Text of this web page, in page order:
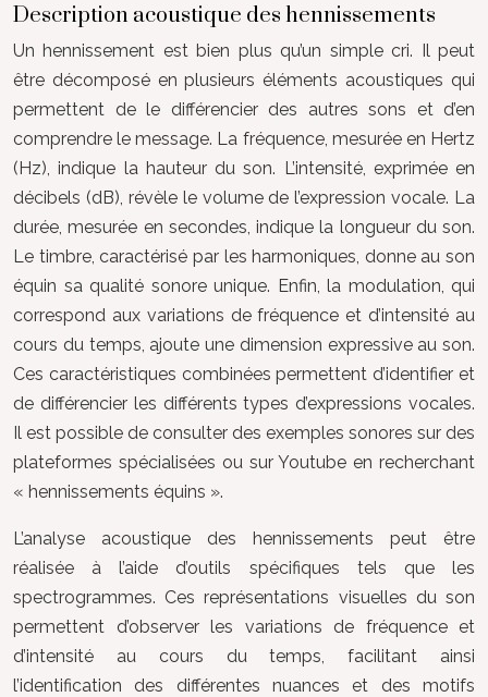
Description acoustique des hennissements
Un hennissement est bien plus qu’un simple cri. Il peut
être décomposé en plusieurs éléments acoustiques qui
permettent de le différencier des autres sons et d’en
comprendre le message. La fréquence, mesurée en Hertz
(Hz), indique la hauteur du son. L’intensité, exprimée en
décibels (dB), révèle le volume de l’expression vocale. La
durée, mesurée en secondes, indique la longueur du son.
Le timbre, caractérisé par les harmoniques, donne au son
équin sa qualité sonore unique. Enfin, la modulation, qui
correspond aux variations de fréquence et d’intensité au
cours du temps, ajoute une dimension expressive au son.
Ces caractéristiques combinées permettent d’identifier et
de différencier les différents types d’expressions vocales.
Il est possible de consulter des exemples sonores sur des
plateformes spécialisées ou sur Youtube en recherchant
« hennissements équins ».
L’analyse acoustique des hennissements peut être
réalisée à l’aide d’outils spécifiques tels que les
spectrogrammes. Ces représentations visuelles du son
permettent d’observer les variations de fréquence et
d’intensité au cours du temps, facilitant ainsi
l’identification des différentes nuances et des motifs